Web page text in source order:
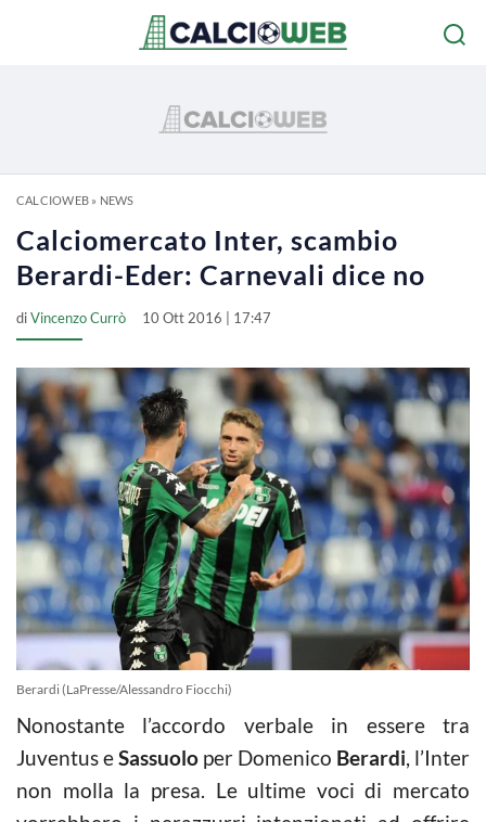
CALCIOWEB» NEWS
Calciomercato Inter, scambio
Berardi-Eder: Carnevali dice no
diVincenzo Currò 10 Ott 2016 | 17:47
Berardi (LaPresse/Alessandro Fiocchi)
Nonostante l’accordo verbale in essere tra
Juventus eSassuolo per Domenico Berardi, l’Inter
non molla la presa. Le ultime voci di mercato